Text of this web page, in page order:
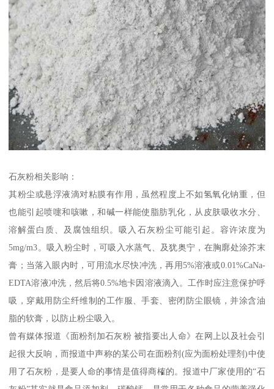
石灰粉相关影响：
其粉尘或悬浮液滴对粘膜有作用，虽然程度上不如氢氧化钠重，但
也能引起喷嚏和咳嗽，和碱一样能使脂肪乳化，从皮肤吸收水分、
溶解蛋白质、及腐蚀组织。吸入石灰粉尘可能引起。容许浓度为
5mg/m3。吸入粉尘时，可吸入水蒸气、及犹奥宁，在胸廓处涂芥末
膏；当落入眼内时，可用流水尽快冲洗，再用5%溶液或0.01%CaNa-
EDTA溶液冲洗，然后将0.5%地卡因溶液滴入。工作时应注意保护呼
吸，穿戴用防尘纤维制的工作服、手套、密闭防尘眼镜，并涂含油
脂的软膏，以防止粉尘吸入。
曾有媒体报道《面粉剂加石灰粉 被指要出人命》在网上以及社会引
起很大反响，而报道中声称的某公司在面粉剂(应为面粉处理剂)中使
用了石灰粉，是要人命的事情是值得商榷的。报道中厂家使用的“石